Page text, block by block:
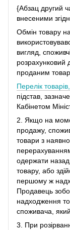
{Абзац другий
внесеними
Обмін товару
вигляд,
розрахунковий
проданим
Перелік
підстав,
Кабінетом
2. Якщо на
продажу,
товари з
одержати назад
товару, або
першому ж
Продавець
надходження
споживача,
3. При